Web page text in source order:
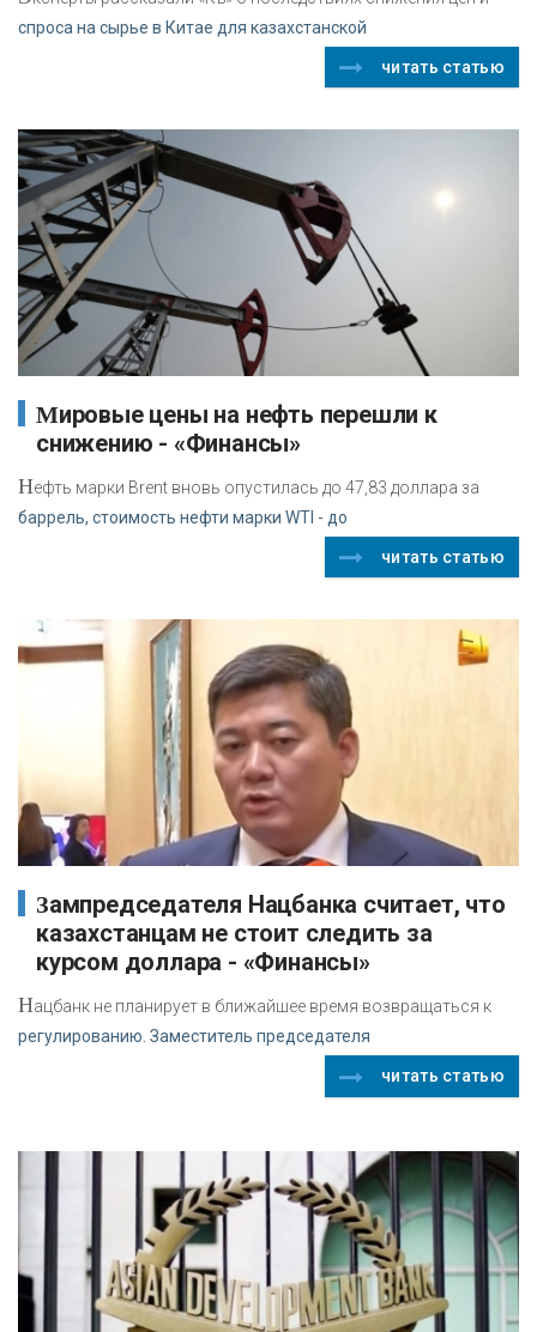
спроса на сырье в Китае для казахстанской
читать статью
Мировые цены на нефть перешли к
снижению - «Финансы»
Нефть марки Brent вновь опустилась до 47,83 доллара за
баррель, стоимость нефти марки WTI - до
читать статью
Зампредседателя Нацбанка считает, что
казахстанцам не стоит следить за
курсом доллара - «Финансы»
Нацбанк не планирует в ближайшее время возвращаться к
регулированию. Заместитель председателя
читать статью